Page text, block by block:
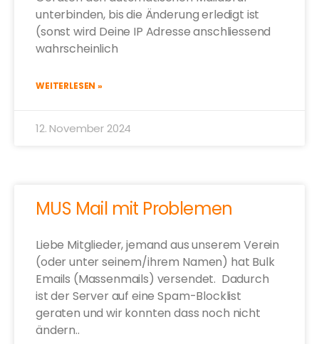
unterbinden, bis die Änderung erledigt ist
(sonst wird Deine IP Adresse anschliessend
wahrscheinlich
WEITERLESEN »
12. November 2024
MUS Mail mit Problemen
Liebe Mitglieder, jemand aus unserem Verein
(oder unter seinem/ihrem Namen) hat Bulk
Emails (Massenmails) versendet. Dadurch
ist der Server auf eine Spam-Blocklist
geraten und wir konnten dass noch nicht
ändern..